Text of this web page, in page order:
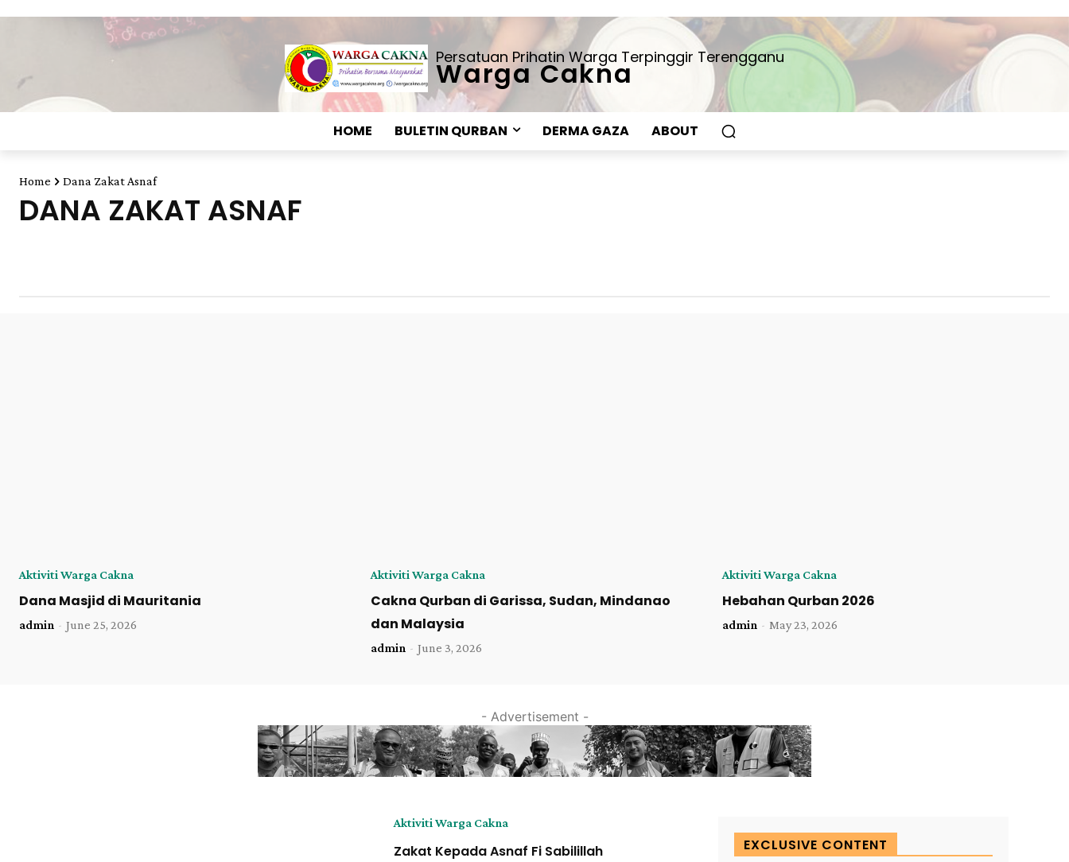
Persatuan Prihatin Warga Terpinggir Terengganu
Warga Cakna
HOME BULETIN QURBAN DERMA GAZA ABOUT
Home Dana Zakat Asnaf
DANA ZAKAT ASNAF
Aktiviti Warga Cakna
Dana Masjid di Mauritania
admin - June 25, 2026
Aktiviti Warga Cakna
Cakna Qurban di Garissa, Sudan, Mindanao
dan Malaysia
admin - June 3, 2026
Aktiviti Warga Cakna
Hebahan Qurban 2026
admin - May 23, 2026
- Advertisement -
Aktiviti Warga Cakna
Zakat Kepada Asnaf Fi Sabilillah EXCLUSIVE CONTENT